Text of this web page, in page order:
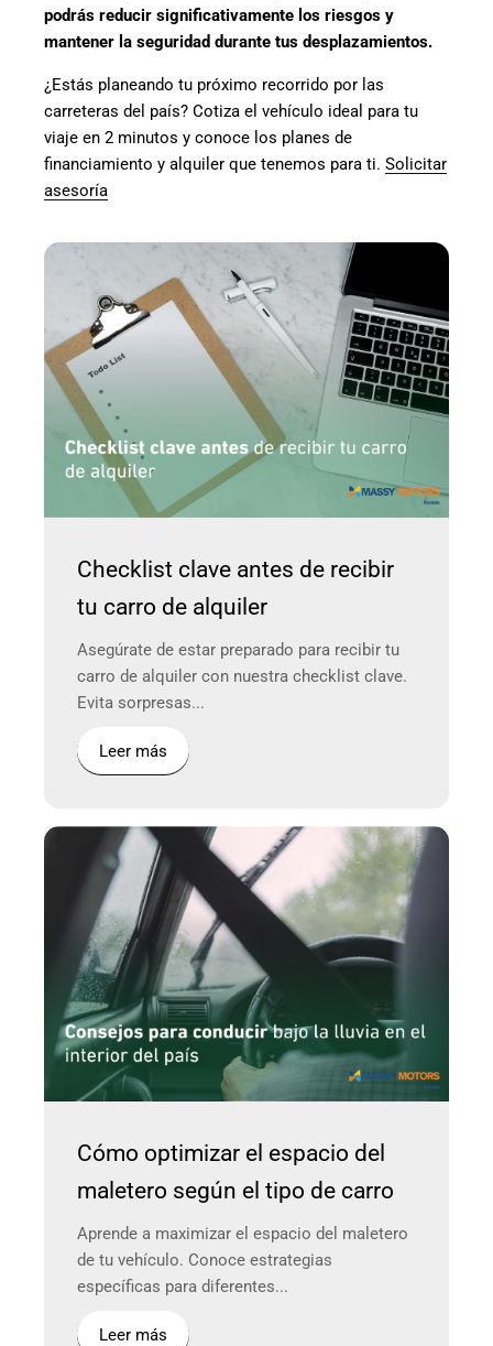
podrás reducir significativamente los riesgos y
mantener la seguridad durante tus desplazamientos.
¿Estás planeando tu próximo recorrido por las
carreteras del país? Cotiza el vehículo ideal para tu
viaje en 2 minutos y conoce los planes de
financiamiento y alquiler que tenemos para ti. Solicitar
asesoría
Checklist clave antes de recibir
tu carro de alquiler
Asegúrate de estar preparado para recibir tu
carro de alquiler con nuestra checklist clave.
Evita sorpresas...
Leer más
Cómo optimizar el espacio del
maletero según el tipo de carro
Aprende a maximizar el espacio del maletero
de tu vehículo. Conoce estrategias
específicas para diferentes...
Leer más